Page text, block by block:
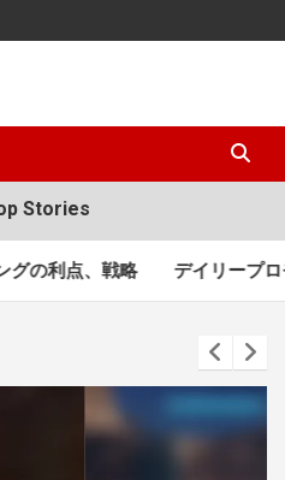
Stories
プロモコード：定期チェック、